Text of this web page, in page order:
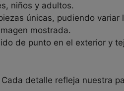
niños y adultos.
únicas, pudiendo variar
mostrada.
de punto en el exterior y
Cada detalle refleja nuestra